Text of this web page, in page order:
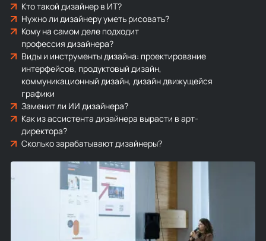
Кто такой дизайнер в ИТ?
Нужно ли дизайнеру уметь рисовать?
Кому на самом деле подходит
профессия дизайнера?
Виды и инструменты дизайна: проектирование
интерфейсов, продуктовый дизайн,
коммуникационный дизайн, дизайн движущейся
графики
Заменит ли ИИ дизайнера?
Как из ассистента дизайнера вырасти в арт-
директора?
Сколько зарабатывают дизайнеры?